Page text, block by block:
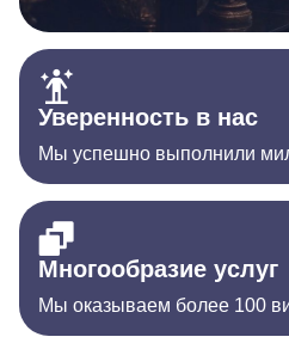
Уверенность в нас
Мы успешно выполнили
Многообразие услуг
Мы оказываем более 100